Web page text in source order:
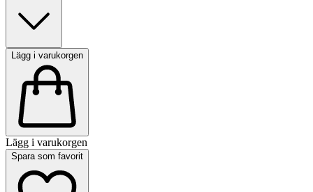
Lägg i varukorgen
Lägg i varukorgen
Spara som favorit